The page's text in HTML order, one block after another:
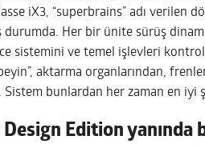
iX3, “superbrains” adı verilen
durumda. Her bir ünite sürüş
sistemini ve temel işlevleri
aktarma organlarından,
bunlardan her zaman en iyi
Design Edition